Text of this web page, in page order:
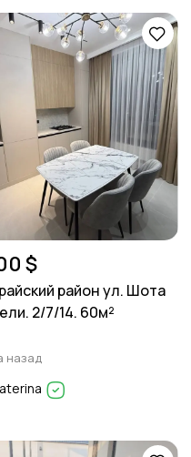
$
район ул. Шота
2/7/14. 60м²
назад